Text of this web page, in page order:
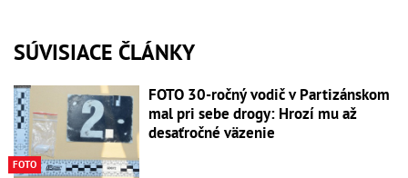
SÚVISIACE ČLÁNKY
FOTO
FOTO 30-ročný vodič v Partizánskom
mal pri sebe drogy: Hrozí mu až
desaťročné väzenie